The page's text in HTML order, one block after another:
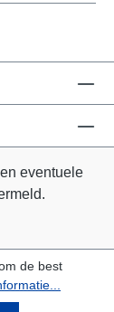
en eventuele
de best